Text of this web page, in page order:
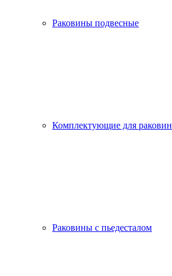
Раковины подвесные
Комплектующие для раковин
Раковины с пьедесталом